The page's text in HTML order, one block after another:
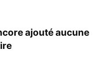
ajouté aucune